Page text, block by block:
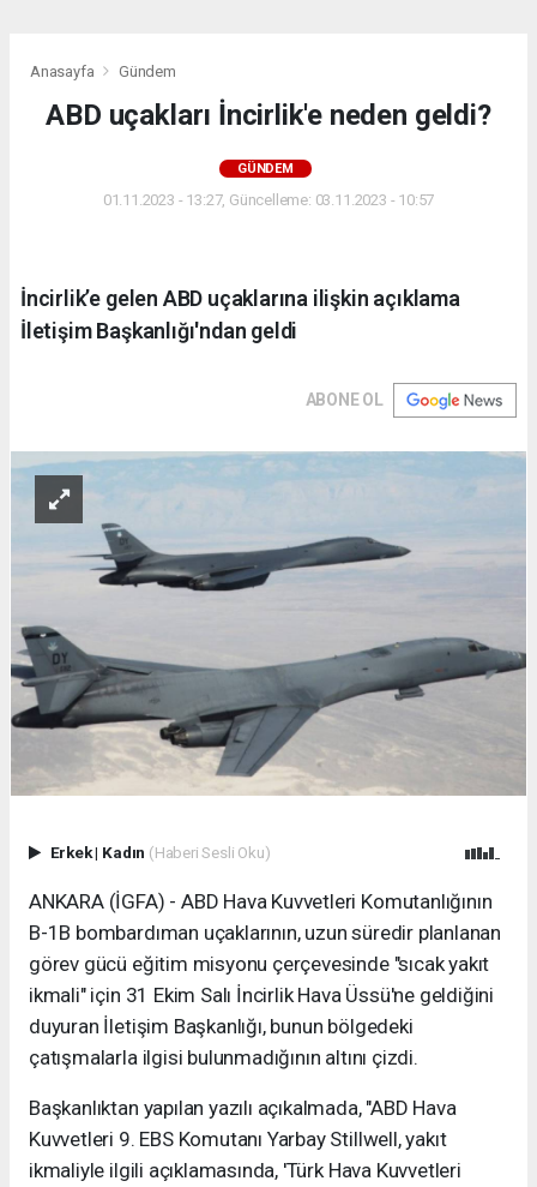
Anasayfa Gündem
ABD uçakları İncirlik'e neden geldi?
GÜNDEM
01.11.2023 - 13:27, Güncelleme: 03.11.2023 - 10:57
İncirlik’e gelen ABD uçaklarına ilişkin açıklama
İletişim Başkanlığı'ndan geldi
ABONE OL
Erkek| Kadın (Haberi Sesli Oku)
ANKARA (İGFA) - ABD Hava Kuvvetleri Komutanlığının
B-1B bombardıman uçaklarının, uzun süredir planlanan
görev gücü eğitim misyonu çerçevesinde "sıcak yakıt
ikmali" için 31 Ekim Salı İncirlik Hava Üssü'ne geldiğini
duyuran İletişim Başkanlığı, bunun bölgedeki
çatışmalarla ilgisi bulunmadığının altını çizdi.
Başkanlıktan yapılan yazılı açıkalmada, "ABD Hava
Kuvvetleri 9. EBS Komutanı Yarbay Stillwell, yakıt
ikmaliyle ilgili açıklamasında, 'Türk Hava Kuvvetleri